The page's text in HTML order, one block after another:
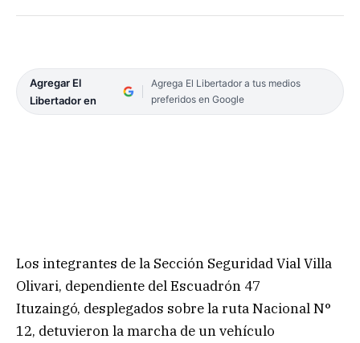
Agregar El
Libertador en
Agrega El Libertador a tus medios
preferidos en Google
Los integrantes de la Sección Seguridad Vial Villa
Olivari, dependiente del Escuadrón 47
Ituzaingó, desplegados sobre la ruta Nacional N°
12, detuvieron la marcha de un vehículo